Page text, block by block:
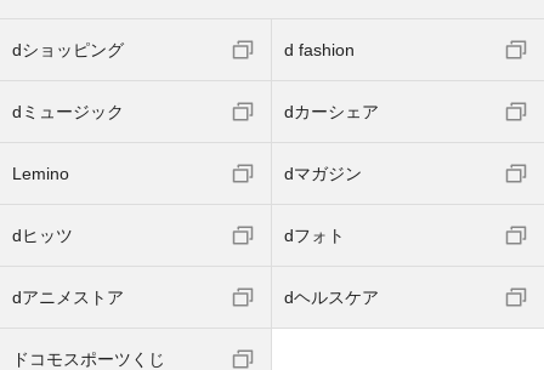
dショッピング d fashion
dミュージック dカーシェア
Lemino dマガジン
dヒッツ dフォト
dアニメストア dヘルスケア
ドコモスポーツくじ